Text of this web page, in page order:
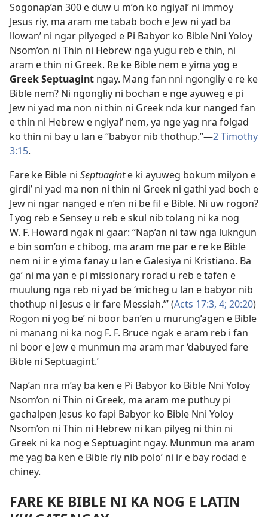
Sogonap’an 300 e duw u m’on ko ngiyal’ ni immoy
Jesus riy, ma aram me tabab boch e Jew ni yad ba
llowan’ ni ngar pilyeged e Pi Babyor ko Bible Nni Yoloy
Nsom’on ni Thin ni Hebrew nga yugu reb e thin, ni
aram e thin ni Greek. Re ke Bible nem e yima yog e
Greek Septuagint ngay. Mang fan nni ngongliy e re ke
Bible nem? Ni ngongliy ni bochan e nge ayuweg e pi
Jew ni yad ma non ni thin ni Greek nda kur nanged fan
e thin ni Hebrew e ngiyal’ nem, ya nge yag nra folgad
ko thin ni bay u lan e “babyor nib thothup.”​—2 Timothy
3:15.
Fare ke Bible ni Septuaginte ki ayuweg bokum milyon e
girdi’ ni yad ma non ni thin ni Greek ni gathi yad boch e
Jew ni ngar nanged e n’en ni be fil e Bible. Ni uw rogon?
I yog reb e Sensey u reb e skul nib tolang ni ka nog
W. F. Howard ngak ni gaar: “Nap’an ni taw nga lukngun
e bin som’on e chibog, ma aram me par e re ke Bible
nem ni ir e yima fanay u lan e Galesiya ni Kristiano. Ba
ga’ ni ma yan e pi missionary rorad u reb e tafen e
muulung nga reb ni yad be ‘micheg u lan e babyor nib
thothup ni Jesus e ir fare Messiah.’” (Acts 17:3, 4; 20:20)
Rogon ni yog be’ ni boor ban’en u murung’agen e Bible
ni manang ni ka nog F. F. Bruce ngak e aram reb i fan
ni boor e Jew e munmun ma aram mar ‘dabuyed fare
Bible ni Septuagint.’
Nap’an nra m’ay ba ken e Pi Babyor ko Bible Nni Yoloy
Nsom’on ni Thin ni Greek, ma aram me puthuy pi
gachalpen Jesus ko fapi Babyor ko Bible Nni Yoloy
Nsom’on ni Thin ni Hebrew ni kan pilyeg ni thin ni
Greek ni ka nog e Septuagint ngay. Munmun ma aram
me yag ba ken e Bible riy nib polo’ ni ir e bay rodad e
chiney.
FARE KE BIBLE NI KA NOG E LATIN